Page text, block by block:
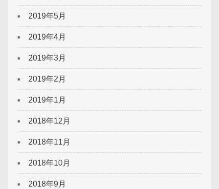
2019年5月
2019年4月
2019年3月
2019年2月
2019年1月
2018年12月
2018年11月
2018年10月
2018年9月